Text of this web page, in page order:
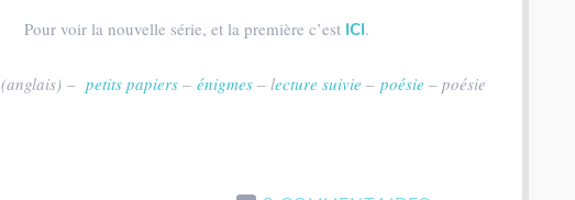
Pour voir la nouvelle série, et la première c’est ICI.
(anglais) – petits papiers – énigmes – lecture suivie – poésie – poésie